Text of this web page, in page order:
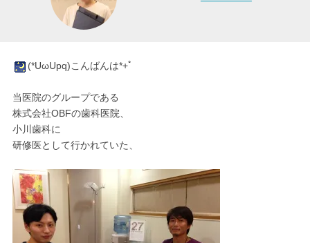
(*UωUpq)こんばんは*+ﾟ
当医院のグループである
株式会社OBFの歯科医院、
小川歯科に
研修医として行かれていた、